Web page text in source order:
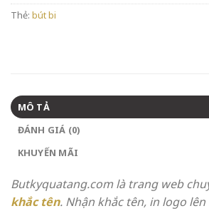
Thẻ: bút bi
MÔ TẢ
ĐÁNH GIÁ (0)
KHUYẾN MÃI
Butkyquatang.com là trang web
khắc tên. Nhận khắc tên, in logo